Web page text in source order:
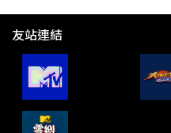
友站連結